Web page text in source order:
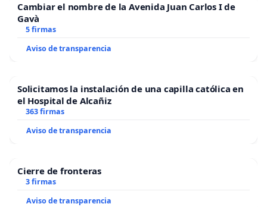
Cambiar el nombre de la Avenida Juan Carlos I de
Gavà
5 firmas
Aviso de transparencia
Solicitamos la instalación de una capilla católica en
el Hospital de Alcañiz
363 firmas
Aviso de transparencia
Cierre de fronteras
3 firmas
Aviso de transparencia